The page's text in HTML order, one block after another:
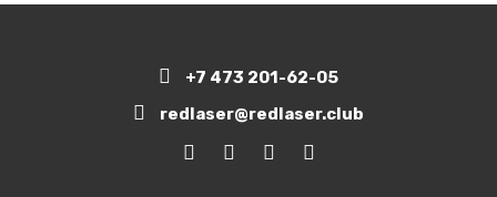
+7 473 201-62-05
redlaser@redlaser.club